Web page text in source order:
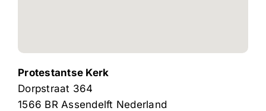
Protestantse Kerk
Dorpstraat 364
1566 BR Assendelft Nederland